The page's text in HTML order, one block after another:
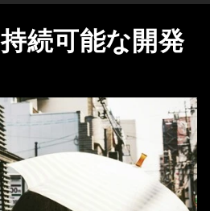
持続可能な開発